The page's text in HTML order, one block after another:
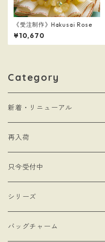
《受注制作》Hakusai Rose
¥10,670
Category
新着・リニューアル
再入荷
只今受付中
・受注制作
・抽選販売
シリーズ
- 馬
バッグチャーム